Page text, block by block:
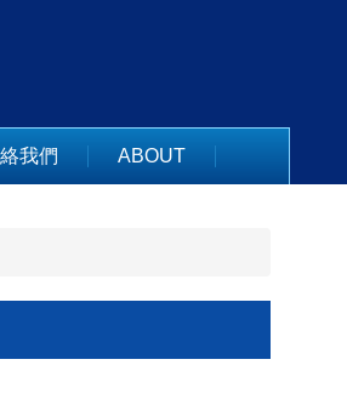
我們 ABOUT